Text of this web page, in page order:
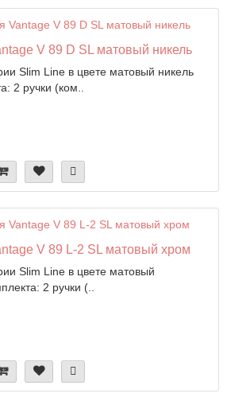
V 89 D SL матовый никель
Slim Line в цвете матовый никель
2 ручки (ком..
V 89 L-2 SL матовый хром
Slim Line в цвете матовый
2 ручки (..